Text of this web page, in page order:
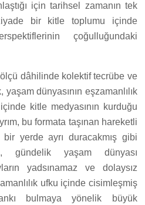
için tarihsel zamanın tek
bir kitle toplumu içinde
çoğulluğundaki
dâhilinde kolektif tecrübe ve
yaşam dünyasının eşzamanlılık
kitle medyasının kurduğu
bu formata taşınan hareketli
yerde ayrı duracakmış gibi
gündelik yaşam dünyası
yadsınamaz ve dolaysız
ufku içinde cisimleşmiş
bulmaya yönelik büyük